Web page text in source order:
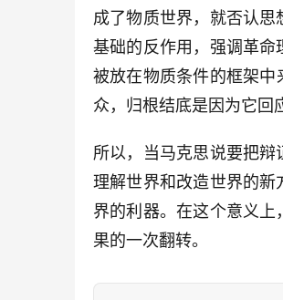
成了物质世界，就否认
基础的反作用，强调革
被放在物质条件的框架
众，归根结底是因为它回
所以，当马克思说要把
理解世界和改造世界的
界的利器。在这个意义
果的一次翻转。